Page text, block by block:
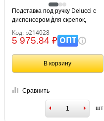
Подставка под ручку Delucci с
диспенсером для скрепок,
зеленый мрамор
Код: р214028
5 975.84 ₽ОПТ
В корзину
Сравнить
шт